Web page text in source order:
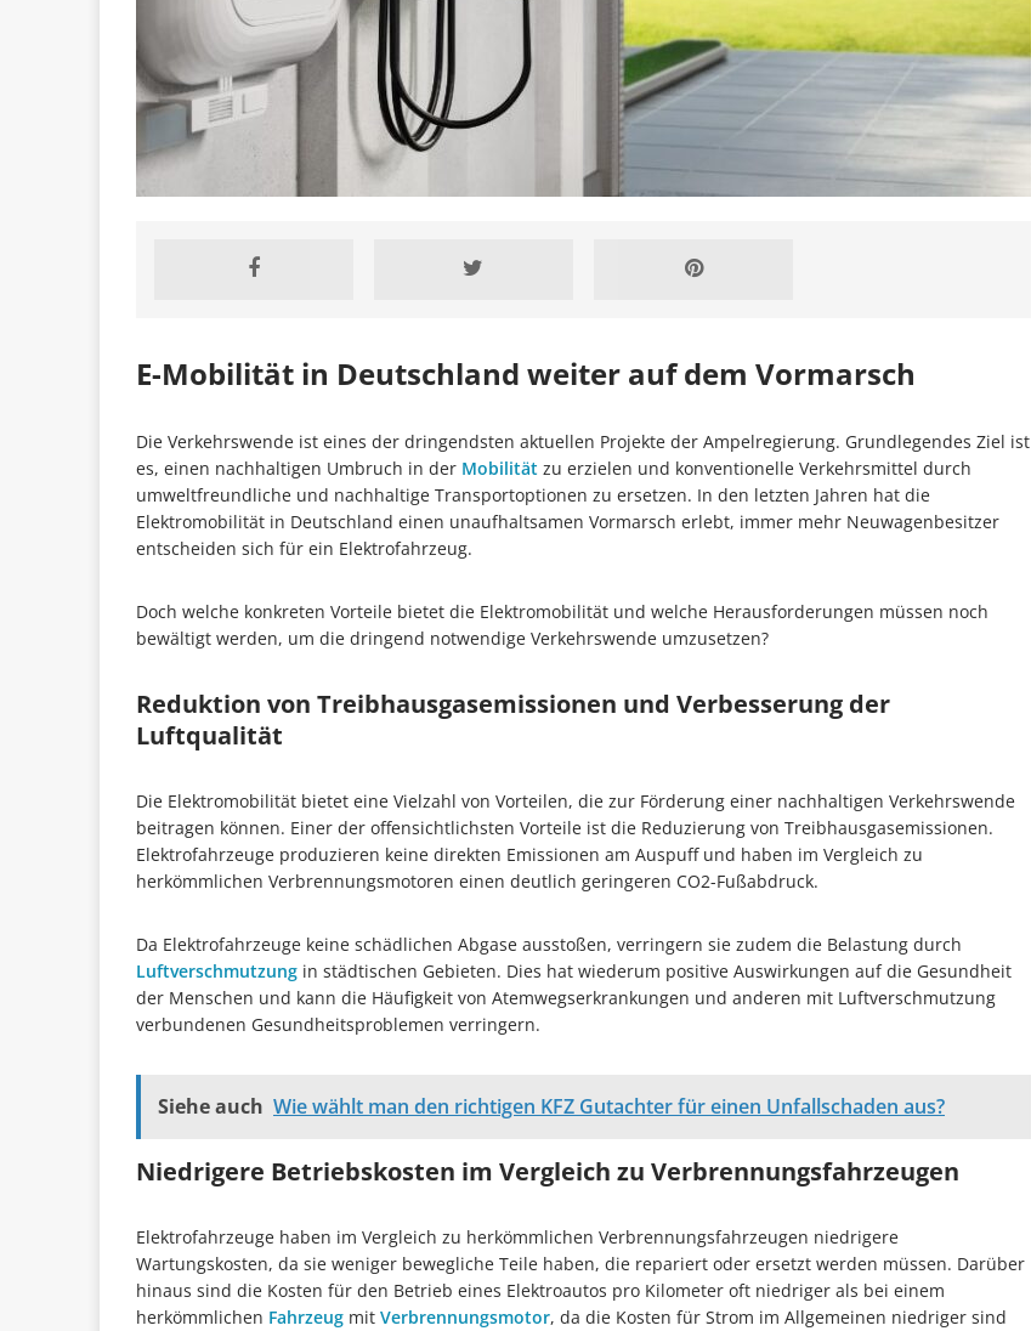
E-Mobilität in Deutschland weiter auf dem Vormarsch
Die Verkehrswende ist eines der dringendsten aktuellen Projekte der Ampelregierung. Grundlegendes Ziel ist
es, einen nachhaltigen Umbruch in der Mobilität zu erzielen und konventionelle Verkehrsmittel durch
umweltfreundliche und nachhaltige Transportoptionen zu ersetzen. In den letzten Jahren hat die
Elektromobilität in Deutschland einen unaufhaltsamen Vormarsch erlebt, immer mehr Neuwagenbesitzer
entscheiden sich für ein Elektrofahrzeug.
Doch welche konkreten Vorteile bietet die Elektromobilität und welche Herausforderungen müssen noch
bewältigt werden, um die dringend notwendige Verkehrswende umzusetzen?
Reduktion von Treibhausgasemissionen und Verbesserung der
Luftqualität
Die Elektromobilität bietet eine Vielzahl von Vorteilen, die zur Förderung einer nachhaltigen Verkehrswende
beitragen können. Einer der offensichtlichsten Vorteile ist die Reduzierung von Treibhausgasemissionen.
Elektrofahrzeuge produzieren keine direkten Emissionen am Auspuff und haben im Vergleich zu
herkömmlichen Verbrennungsmotoren einen deutlich geringeren CO2-Fußabdruck.
Da Elektrofahrzeuge keine schädlichen Abgase ausstoßen, verringern sie zudem die Belastung durch
Luftverschmutzung in städtischen Gebieten. Dies hat wiederum positive Auswirkungen auf die Gesundheit
der Menschen und kann die Häufigkeit von Atemwegserkrankungen und anderen mit Luftverschmutzung
verbundenen Gesundheitsproblemen verringern.
Siehe auch Wie wählt man den richtigen KFZ Gutachter für einen Unfallschaden aus?
Niedrigere Betriebskosten im Vergleich zu Verbrennungsfahrzeugen
Elektrofahrzeuge haben im Vergleich zu herkömmlichen Verbrennungsfahrzeugen niedrigere
Wartungskosten, da sie weniger bewegliche Teile haben, die repariert oder ersetzt werden müssen. Darüber
hinaus sind die Kosten für den Betrieb eines Elektroautos pro Kilometer oft niedriger als bei einem
herkömmlichen Fahrzeug mit Verbrennungsmotor, da die Kosten für Strom im Allgemeinen niedriger sind